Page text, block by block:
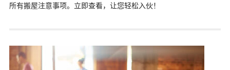
所有搬屋注意事项。立即查看，让您轻松入伙！